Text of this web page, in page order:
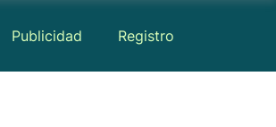
Publicidad Registro